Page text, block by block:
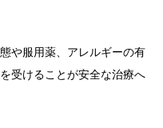
や服用薬、アレルギーの有
受けることが安全な治療へ